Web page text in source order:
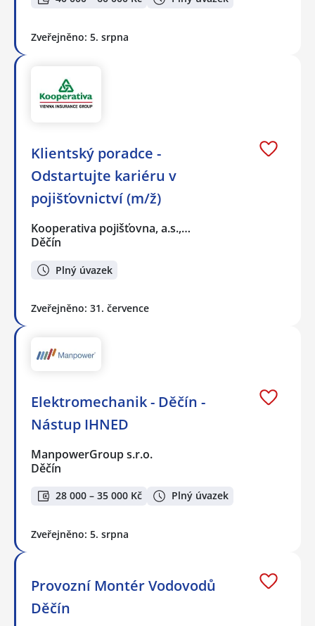
Zveřejněno: 5. srpna
Klientský poradce -
Odstartujte kariéru v
pojišťovnictví (m/ž)
Kooperativa pojišťovna, a.s.,…
Děčín
Plný úvazek
Zveřejněno: 31. července
Elektromechanik - Děčín -
Nástup IHNED
ManpowerGroup s.r.o.
Děčín
28 000 – 35 000 Kč Plný úvazek
Zveřejněno: 5. srpna
Provozní Montér Vodovodů
Děčín